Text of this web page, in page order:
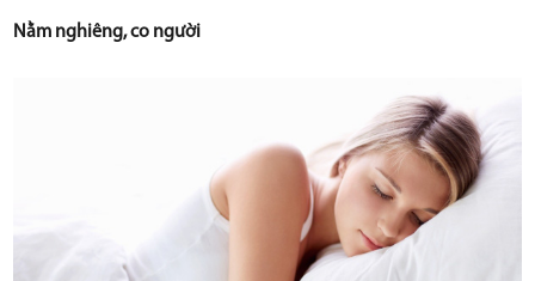
Nằm nghiêng, co người